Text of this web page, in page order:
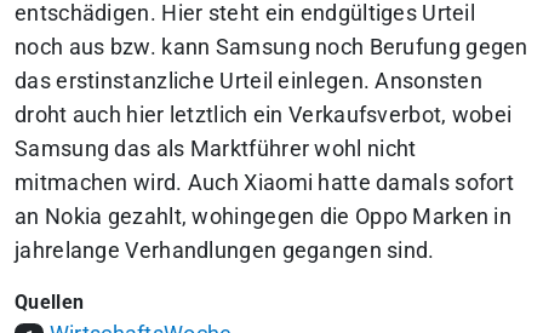
entschädigen. Hier steht ein endgültiges Urteil
noch aus bzw. kann Samsung noch Berufung gegen
das erstinstanzliche Urteil einlegen. Ansonsten
droht auch hier letztlich ein Verkaufsverbot, wobei
Samsung das als Marktführer wohl nicht
mitmachen wird. Auch Xiaomi hatte damals sofort
an Nokia gezahlt, wohingegen die Oppo Marken in
jahrelange Verhandlungen gegangen sind.
Quellen